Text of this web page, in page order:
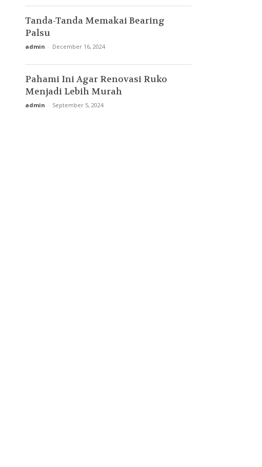
Tanda-Tanda Memakai Bearing
Palsu
admin - December 16, 2024
Pahami Ini Agar Renovasi Ruko
Menjadi Lebih Murah
admin - September 5, 2024